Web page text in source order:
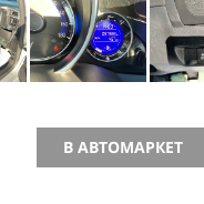
В АВТОМАРКЕТ